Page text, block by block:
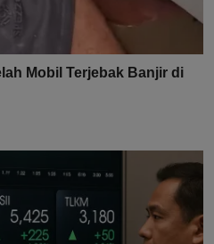
Mobil Terjebak Banjir di